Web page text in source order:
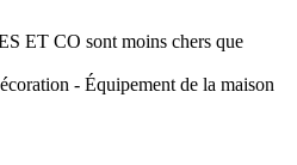
ET CO sont moins chers que
- Équipement de la maison